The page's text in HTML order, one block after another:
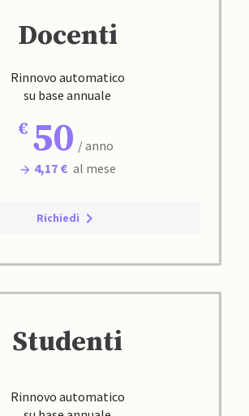
Docenti
Rinnovo automatico
su base annuale
50 / anno
4,17 € al mese
Richiedi
Studenti
Rinnovo automatico